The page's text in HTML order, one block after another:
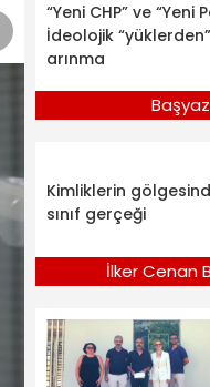
“Yeni CHP” ve “Yeni
İdeolojik “yüklerden”
arınma
Kimliklerin
sınıf gerçeği
İlker Cenan